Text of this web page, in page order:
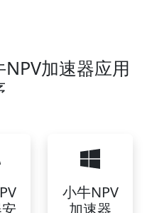
加速器应用
小牛NPV
加速器